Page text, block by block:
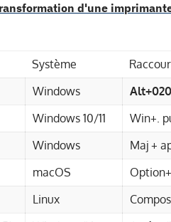
d'une
Système
Windows
Windows 10/11 Win+.
Windows Maj +
macOS
Linux